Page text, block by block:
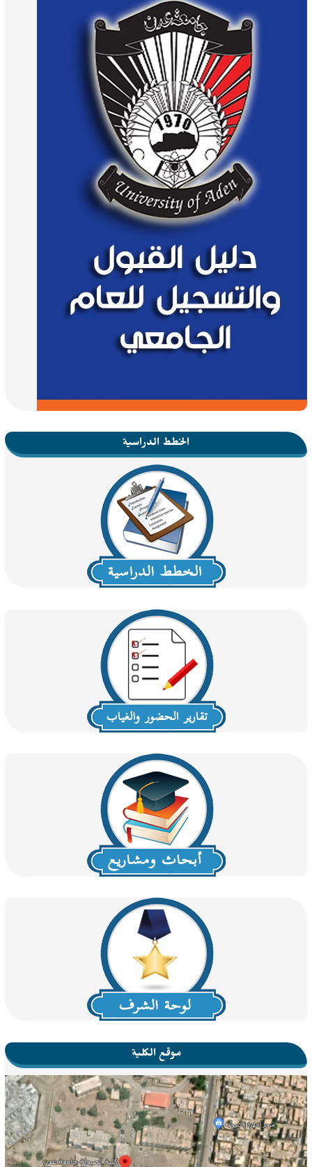
الخطط الدراسية
موقع الكلية